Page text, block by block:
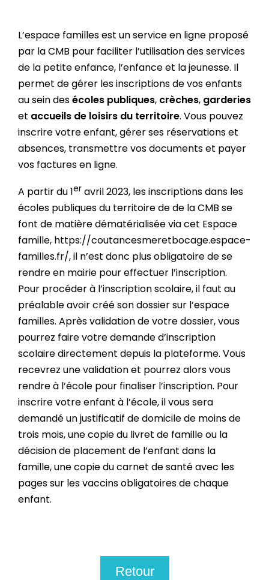
L’espace familles est un service en ligne proposé
par la CMB pour faciliter l’utilisation des services
de la petite enfance, l’enfance et la jeunesse. Il
permet de gérer les inscriptions de vos enfants
au sein desécoles publiques, crèches, garderies
et accueils de loisirs du territoire. Vous pouvez
inscrire votre enfant, gérer ses réservations et
absences, transmettre vos documents et payer
vos factures en ligne.
A partir du 1er avril 2023, les inscriptions dans les
écoles publiques du territoire de de la CMB se
font de matière dématérialisée via cet Espace
famille, https://coutancesmeretbocage.espace-
familles.fr/, il n’est donc plus obligatoire de se
rendre en mairie pour effectuer l’inscription.
Pour procéder à l’inscription scolaire, il faut au
préalable avoir créé son dossier sur l’espace
familles. Après validation de votre dossier, vous
pourrez faire votre demande d’inscription
scolaire directement depuis la plateforme. Vous
recevrez une validation et pourrez alors vous
rendre à l’école pour finaliser l’inscription. Pour
inscrire votre enfant à l’école, il vous sera
demandé un justificatif de domicile de moins de
trois mois, une copie du livret de famille ou la
décision de placement de l’enfant dans la
famille, une copie du carnet de santé avec les
pages sur les vaccins obligatoires de chaque
enfant.
Retour